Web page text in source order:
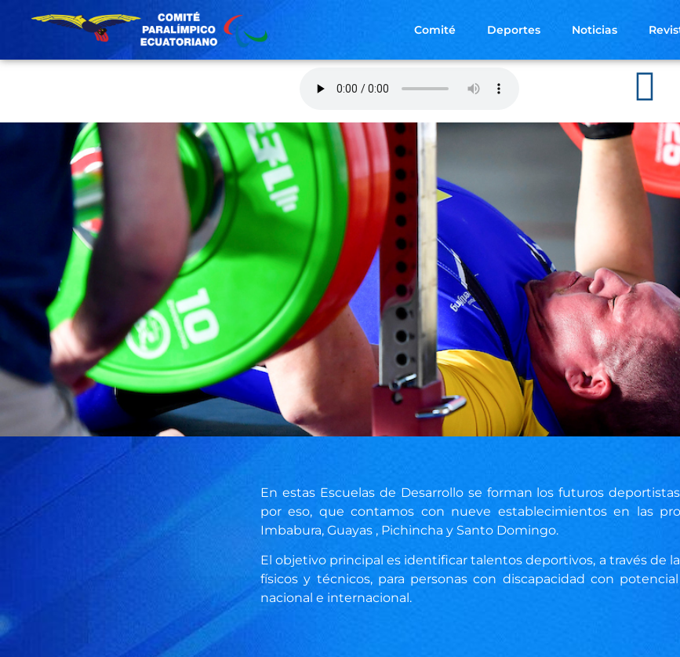
Comité Deportes Noticias
En estas Escuelas de Desarrollo se forman los futuros
por eso, que contamos con nueve establecimientos en las
Imbabura, Guayas , Pichincha y Santo Domingo.
El objetivo principal es identificar talentos deportivos, a través de
físicos y técnicos, para personas con discapacidad con
nacional e internacional.